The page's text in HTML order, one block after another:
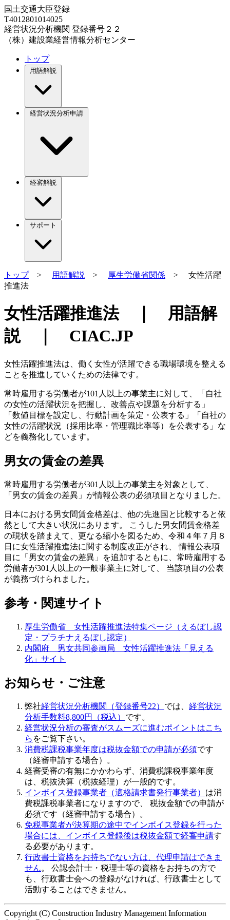
国土交通大臣登録
T4012801014025
経営状況分析機関 登録番号２２
（株）建設業経営情報分析センター
トップ
用語解説
経営状況分析申請
経審解説
サポート
トップ> 用語解説 > 厚生労働省関係 > 女性活躍
推進法
女性活躍推進法 ｜ 用語解
説 ｜ CIAC.JP
女性活躍推進法は、働く女性が活躍できる職場環境を整える
ことを推進していくための法律です。
常時雇用する労働者が101人以上の事業主に対して、「自社
の女性の活躍状況を把握し、改善点や課題を分析する」
「数値目標を設定し、行動計画を策定・公表する」「自社の
女性の活躍状況（採用比率・管理職比率等）を公表する」な
どを義務化しています。
男女の賃金の差異
常時雇用する労働者が301人以上の事業主を対象として、
「男女の賃金の差異」が情報公表の必須項目となりました。
日本における男女間賃金格差は、他の先進国と比較すると依
然として大きい状況にあります。 こうした男女間賃金格差
の現状を踏まえて、更なる縮小を図るため、令和４年７月８
日に女性活躍推進法に関する制度改正がされ、 情報公表項
目に「男女の賃金の差異」を追加するともに、常時雇用する
労働者が301人以上の一般事業主に対して、 当該項目の公表
が義務づけられました。
参考・関連サイト
厚生労働省 女性活躍推進法特集ページ（えるぼし認
定・プラチナえるぼし認定）
内閣府 男女共同参画局 女性活躍推進法「見える
化」サイト
お知らせ・ご注意
弊社経営状況分析機関（登録番号22） では、 経営状況
分析手数料8,800円（税込） です。
経営状況分析の審査がスムーズに進むポイントはこち
ら をご覧下さい。
消費税課税事業年度は税抜金額での申請が必須です
（経審申請する場合）。
経審受審の有無にかかわらず、消費税課税事業年度
は、税抜決算（税抜経理）が一般的です。
インボイス登録事業者（適格請求書発行事業者） は消
費税課税事業者になりますので、 税抜金額での申請が
必須です（経審申請する場合）。
免税事業者が決算期の途中でインボイス登録を行った
場合には、インボイス登録後は税抜金額で経審申請す
る必要があります。
行政書士資格をお持ちでない方は、代理申請はできま
せん。 公認会計士・税理士等の資格をお持ちの方で
も、行政書士会への登録がなければ、行政書士として
活動することはできません。
Copyright (C) Construction Industry Management Information